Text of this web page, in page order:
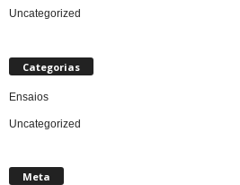
Uncategorized
Categorias
Ensaios
Uncategorized
Meta